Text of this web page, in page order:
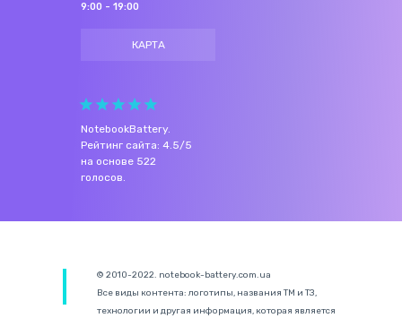
9:00 - 19:00
КАРТА
NotebookBattery.
Рейтинг сайта: 4.5/5
на основе 522
голосов.
© 2010-2022. notebook-battery.com.ua
Все виды контента: логотипы, названия ТМ и ТЗ,
технологии и другая информация, которая является